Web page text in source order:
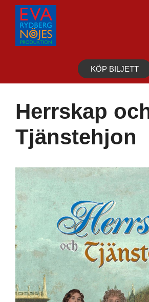
Hoppa
innehåll
KÖP BILJETT
Herrskap
Tjänstehjon